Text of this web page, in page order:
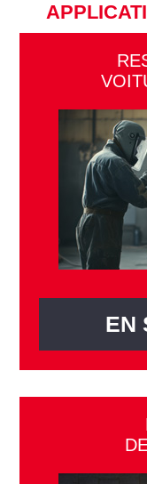
EN